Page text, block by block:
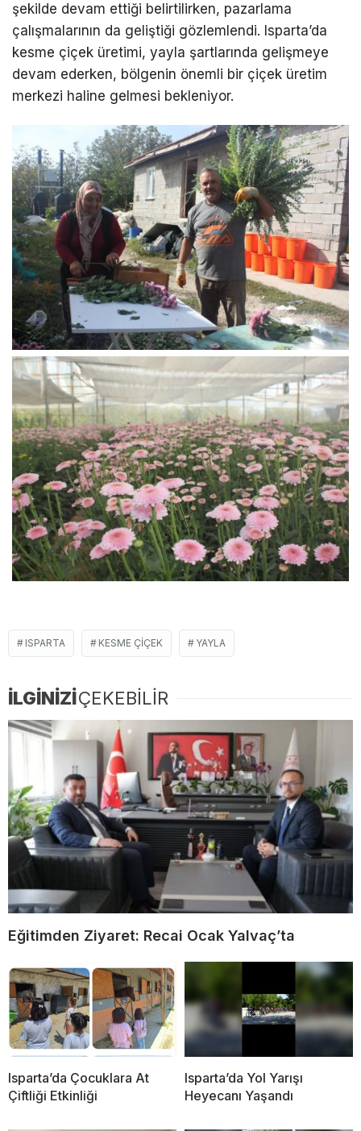
şekilde devam ettiği belirtilirken, pazarlama
çalışmalarının da geliştiği gözlemlendi. Isparta’da
kesme çiçek üretimi, yayla şartlarında gelişmeye
devam ederken, bölgenin önemli bir çiçek üretim
merkezi haline gelmesi bekleniyor.
ISPARTA KESME ÇIÇEK YAYLA
İLGİNİZİÇEKEBİLİR
Eğitimden Ziyaret: Recai Ocak Yalvaç’ta
Isparta’da Çocuklara At
Çiftliği Etkinliği
Isparta’da Yol Yarışı
Heyecanı Yaşandı